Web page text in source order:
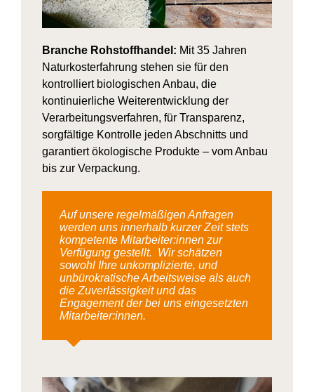
Branche Rohstoffhandel: Mit 35 Jahren
Naturkosterfahrung stehen sie für den
kontrolliert biologischen Anbau, die
kontinuierliche Weiterentwicklung der
Verarbeitungsverfahren, für Transparenz,
sorgfältige Kontrolle jeden Abschnitts und
garantiert ökologische Produkte – vom Anbau
bis zur Verpackung.
Auf unsere regelmäßigen Anfragen
werden uns innerhalb kurzer Zeit stets
kompetente Mitarbeiter:innen zur
Verfügung gestellt. Wir schätzen
sowohl Ihre unkomplizierte, und
unbürokratische Arbeitsweise als auch
die Zuverlässigkeit und das
Engagement der bei uns eingesetzten
Mitarbeiter:innen.